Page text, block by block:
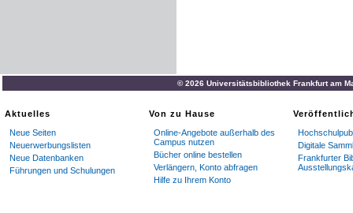
© 2026 Universitätsbibliothek Frankfurt am
Aktuelles
Neue Seiten
Neuerwerbungslisten
Neue Datenbanken
Führungen und Schulungen
Von zu Hause
Online-Angebote außerhalb des
Campus nutzen
Bücher online bestellen
Verlängern, Konto abfragen
Hilfe zu Ihrem Konto
Digitale
Frankfurter